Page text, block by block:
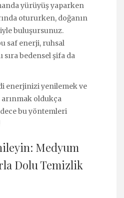
yürüyüş yaparken
otururken, doğanın
buluşursunuz.
saf enerji, ruhsal
bedensel şifa da
enerjinizi yenilemek ve
oldukça
bu yöntemleri
Medyum
Dolu Temizlik